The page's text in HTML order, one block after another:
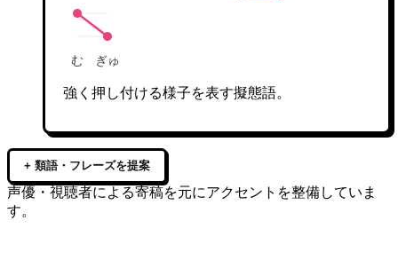
む ぎゅ
強く押し付ける様子を表す擬態語。
+ 類語・フレーズを提案
声優・視聴者による寄稿を元にアクセントを整備していま
す。